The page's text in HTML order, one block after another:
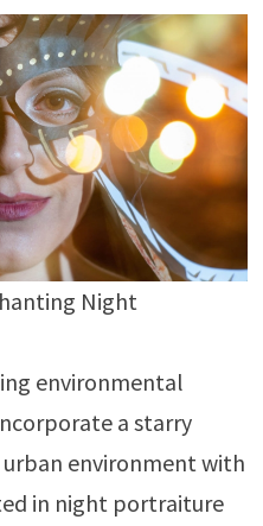
Night
environmental
a starry
environment with
in night portraiture